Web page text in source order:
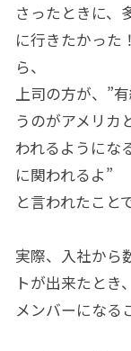
さったときに、
に行きたかった
ら、
上司の方が、”
うのがアメリカ
われるようにな
に関われるよ”
と言われたこと
実際、入社から
トが出来たとき
メンバーになる